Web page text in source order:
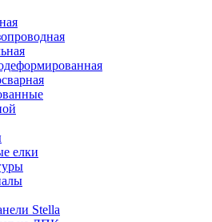
елки
Stella